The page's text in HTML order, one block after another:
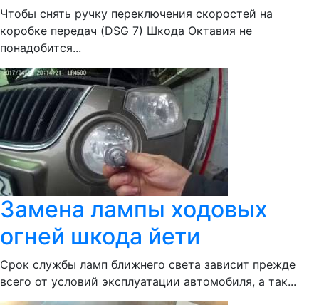
Чтобы снять ручку переключения скоростей на
коробке передач (DSG 7) Шкода Октавия не
понадобится...
Замена лампы ходовых
огней шкода йети
Срок службы ламп ближнего света зависит прежде
всего от условий эксплуатации автомобиля, а так...